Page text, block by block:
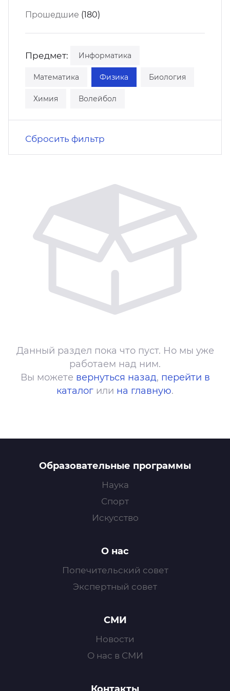
Прошедшие (180)
Предмет: Информатика
Математика Физика Биология
Химия Волейбол
Сбросить фильтр
Данный раздел пока что пуст. Но мы уже
работаем над ним.
Вы можете вернуться назад, перейти в
каталог или на главную.
Образовательные программы
Наука
Спорт
Искусство
О нас
Попечительский совет
Экспертный совет
СМИ
Новости
О нас в СМИ